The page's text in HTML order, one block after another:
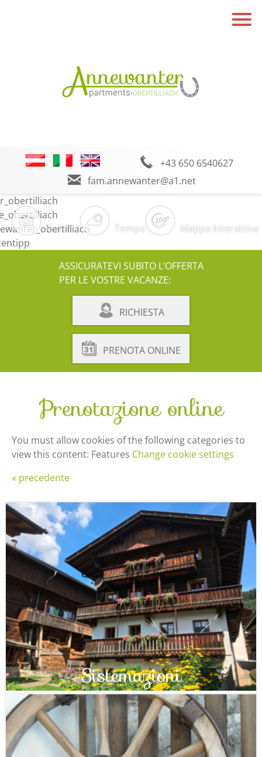
+43 650 6540627
fam.annewanter@a1.net
Galleria Tempo Mappa Interattiva
ASSICURATEVI SUBITO L’OFFERTA
PER LE VOSTRE VACANZE:
RICHIESTA
PRENOTA ONLINE
Prenotazione online
You must allow cookies of the following categories to
view this content: Features Change cookie settings
« precedente
Sistemazioni